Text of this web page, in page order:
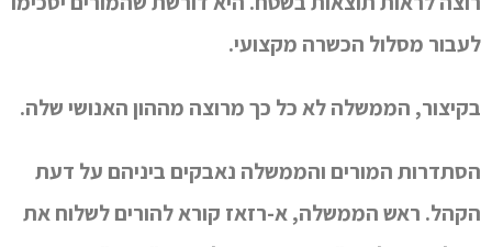
לעבור מסלול הכשרה מקצועי.
בקיצור, הממשלה לא כל כך מרוצה מההון האנושי שלה.
הסתדרות המורים והממשלה נאבקים ביניהם על דעת
הקהל. ראש הממשלה, א-רזאז קורא להורים לשלוח את